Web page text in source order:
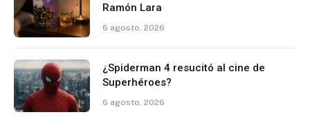
Ramón Lara
6 agosto, 2026
¿Spiderman 4 resucitó al cine de
Superhéroes?
6 agosto, 2026